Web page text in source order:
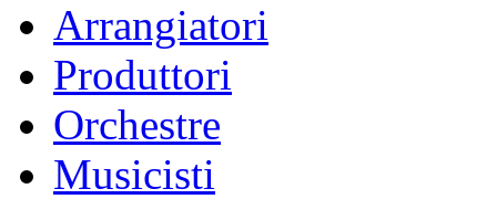
Arrangiatori
Produttori
Orchestre
Musicisti